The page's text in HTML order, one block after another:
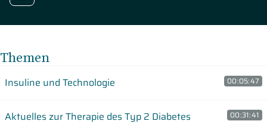
Themen
Insuline und Technologie 00:05:47
Aktuelles zur Therapie des Typ 2 Diabetes
00:31:41